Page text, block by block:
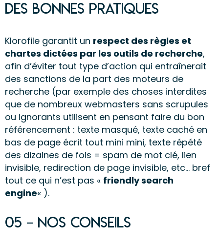
des bonnes pratiques
Klorofile garantit un respect des règles et
chartes dictées par les outils de recherche,
afin d’éviter tout type d’action qui entraînerait
des sanctions de la part des moteurs de
recherche (par exemple des choses interdites
que de nombreux webmasters sans scrupules
ou ignorants utilisent en pensant faire du bon
référencement : texte masqué, texte caché en
bas de page écrit tout mini mini, texte répété
des dizaines de fois = spam de mot clé, lien
invisible, redirection de page invisible, etc… bref
tout ce qui n’est pas « friendly search
engine« ).
05 – nos conseils